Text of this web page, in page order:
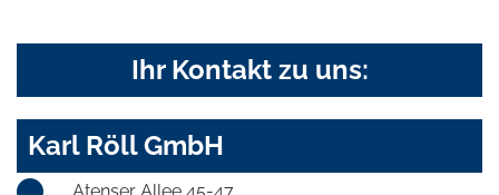
Ihr Kontakt zu uns:
Karl Röll GmbH